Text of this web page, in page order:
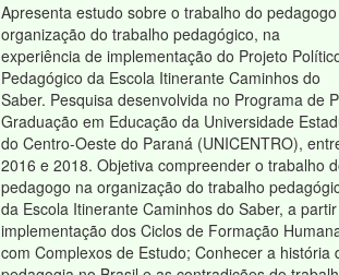
Apresenta estudo sobre o trabalho do
organização do trabalho pedagógico, na
experiência de implementação do Projeto
Pedagógico da Escola Itinerante Caminhos do
Saber. Pesquisa desenvolvida no Programa de
Graduação em Educação da Universidade
do Centro-Oeste do Paraná (UNICENTRO),
2016 e 2018. Objetiva compreender o trabalho
pedagogo na organização do trabalho
da Escola Itinerante Caminhos do Saber, a
implementação dos Ciclos de Formação
com Complexos de Estudo; Conhecer a história